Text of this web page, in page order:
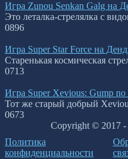
Игра Zunou Senkan Galg на
Это леталка-стрелялка с
0896
Игра Super Star Force на
Старенькая космическая
0713
Игра Super Xevious: Gump
Тот же старый добрый
0673
Copyright © 2017 -
Политика
конфиденциальности